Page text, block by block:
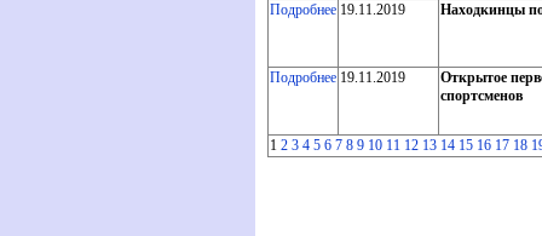
Подробнее 19.11.2019 Находкинцы
Подробнее 19.11.2019
Открытое
спортсменов
1 2 3 4 5 6 7 8 9 10 11 12 13 14 15 16 17 18